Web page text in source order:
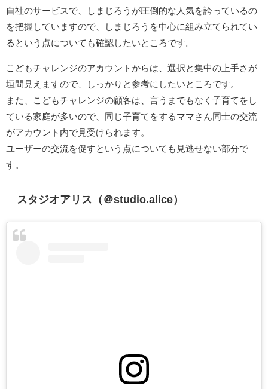
自社のサービスで、しまじろうが圧倒的な人気を誇っているの
を把握していますので、しまじろうを中心に組み立てられてい
るという点についても確認したいところです。
こどもチャレンジのアカウントからは、選択と集中の上手さが
垣間見えますので、しっかりと参考にしたいところです。
また、こどもチャレンジの顧客は、言うまでもなく子育てをし
ている家庭が多いので、同じ子育てをするママさん同士の交流
がアカウント内で見受けられます。
ユーザーの交流を促すという点についても見逃せない部分で
す。
スタジオアリス（＠studio.alice）